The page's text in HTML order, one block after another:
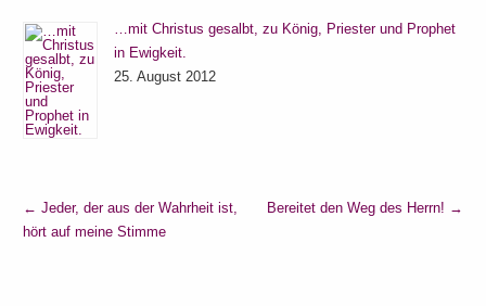
…mit Christus gesalbt, zu König, Priester und Prophet
in Ewigkeit.
25. August 2012
← Jeder, der aus der Wahrheit ist,
hört auf meine Stimme
Bereitet den Weg des Herrn! →